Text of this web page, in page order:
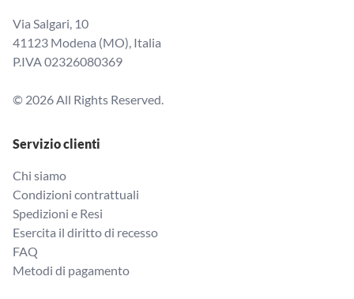
Via Salgari, 10
41123 Modena (MO), Italia
P.IVA 02326080369
© 2026 All Rights Reserved.
Servizio clienti
Chi siamo
Condizioni contrattuali
Spedizioni e Resi
Esercita il diritto di recesso
FAQ
Metodi di pagamento